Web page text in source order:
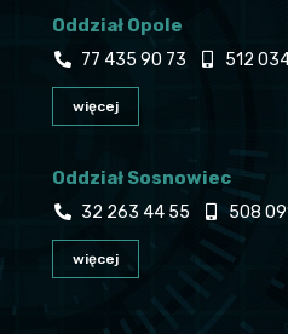
Oddział Opole
77 435 90 73 512
więcej
Oddział Sosnowiec
32 263 44 55 508
więcej